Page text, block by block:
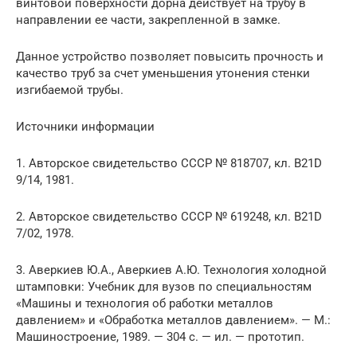
винтовой поверхности дорна действует на трубу в
направлении ее части, закрепленной в замке.
Данное устройство позволяет повысить прочность и
качество труб за счет уменьшения утонения стенки
изгибаемой трубы.
Источники информации
1. Авторское свидетельство СССР № 818707, кл. В21D
9/14, 1981.
2. Авторское свидетельство СССР № 619248, кл. В21D
7/02, 1978.
3. Аверкиев Ю.А., Аверкиев А.Ю. Технология холодной
штамповки: Учебник для вузов по специальностям
«Машины и технология об работки металлов
давлением» и «Обработка металлов давлением». — М.:
Машиностроение, 1989. — 304 с. — ил. — прототип.